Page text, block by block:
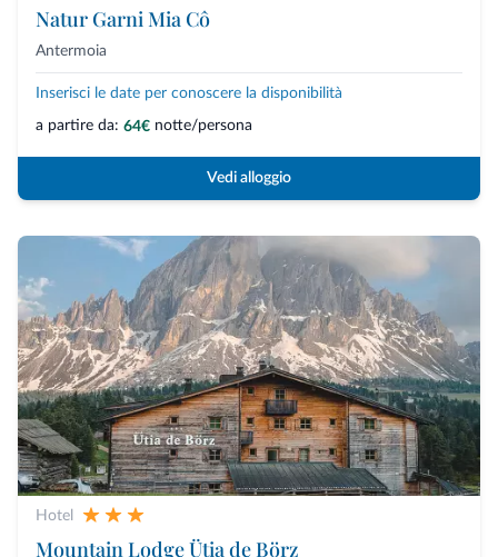
Natur Garni Mia Cô
Antermoia
Inserisci le date per conoscere la disponibilità
a partire da: 64€ notte/persona
Vedi alloggio
Hotel
Mountain Lodge Ütia de Börz